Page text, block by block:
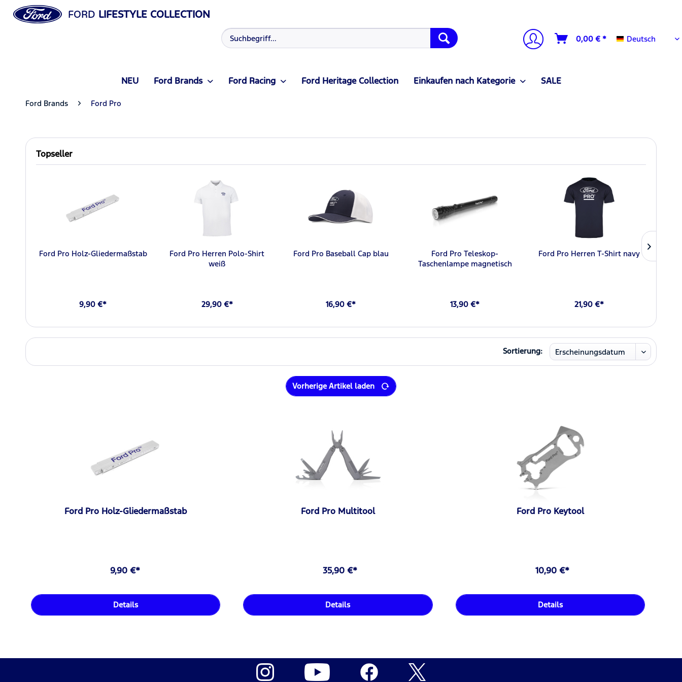
FORD LIFESTYLE COLLECTION
0,00 € * Deutsch
Deutsch
NEU Ford Brands Ford Racing Ford Heritage Collection Einkaufen nach Kategorie SALE
Ford Brands Ford Pro
Topseller
Ford Pro Holz-Gliedermaßstab
9,90 €*
Ford Pro Herren Polo-Shirt
weiß
29,90 €*
Ford Pro Baseball Cap blau
16,90 €*
Ford Pro Teleskop-
Taschenlampe magnetisch
13,90 €*
Ford Pro Herren T-Shirt navy
21,90 €*
Sortierung:
Vorherige Artikel laden
Ford Pro Holz-Gliedermaßstab
9,90 €*
Details
Ford Pro Multitool
35,90 €*
Details
Ford Pro Keytool
10,90 €*
Details